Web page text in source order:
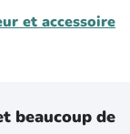
et accessoire
beaucoup de